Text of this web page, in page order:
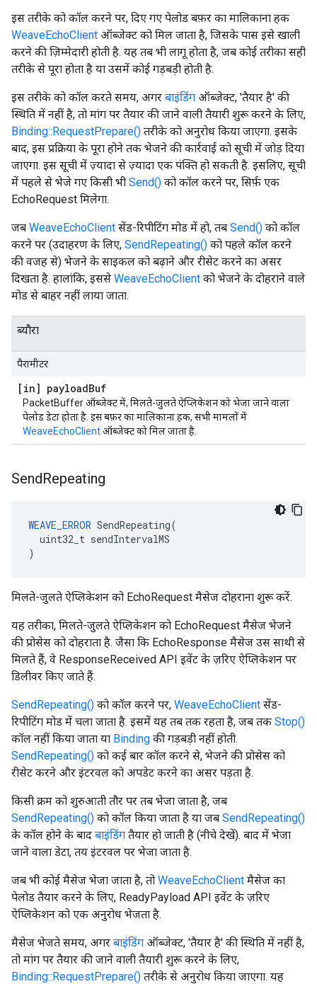
इस तरीके को कॉल करने पर, दिए गए पेलोड बफ़र का मालिकाना हक
WeaveEchoClient ऑब्जेक्ट को मिल जाता है, जिसके पास इसे खाली
करने की ज़िम्मेदारी होती है. यह तब भी लागू होता है, जब कोई तरीका सही
तरीके से पूरा होता है या उसमें कोई गड़बड़ी होती है.
इस तरीके को कॉल करते समय, अगर बाइंडिंग ऑब्जेक्ट, 'तैयार है' की
स्थिति में नहीं है, तो मांग पर तैयार की जाने वाली तैयारी शुरू करने के लिए,
Binding::RequestPrepare() तरीके को अनुरोध किया जाएगा. इसके
बाद, इस प्रक्रिया के पूरा होने तक भेजने की कार्रवाई को सूची में जोड़ दिया
जाएगा. इस सूची में ज़्यादा से ज़्यादा एक पंक्ति हो सकती है. इसलिए, सूची
में पहले से भेजे गए किसी भी Send() को कॉल करने पर, सिर्फ़ एक
EchoRequest मिलेगा.
जब WeaveEchoClient सेंड-रिपीटिंग मोड में हो, तब Send() को कॉल
करने पर (उदाहरण के लिए, SendRepeating() को पहले कॉल करने
की वजह से) भेजने के साइकल को बढ़ाने और रीसेट करने का असर
दिखता है. हालांकि, इससे WeaveEchoClient को भेजने के दोहराने वाले
मोड से बाहर नहीं लाया जाता.
ब्यौरा
पैरामीटर
[in] payloadBuf
PacketBuffer ऑब्जेक्ट में, मिलते-जुलते ऐप्लिकेशन को भेजा जाने वाला
पेलोड डेटा होता है. इस बफ़र का मालिकाना हक, सभी मामलों में
WeaveEchoClientऑब्जेक्ट को मिल जाता है.
SendRepeating
WEAVE_ERROR SendRepeating(
  uint32_t sendIntervalMS
)
मिलते-जुलते ऐप्लिकेशन को EchoRequest मैसेज दोहराना शुरू करें.
यह तरीका, मिलते-जुलते ऐप्लिकेशन को EchoRequest मैसेज भेजने
की प्रोसेस को दोहराता है. जैसा कि EchoResponse मैसेज उस साथी से
मिलते हैं, वे ResponseReceived API इवेंट के ज़रिए ऐप्लिकेशन पर
डिलीवर किए जाते हैं.
SendRepeating() को कॉल करने पर, WeaveEchoClient सेंड-
रिपीटिंग मोड में चला जाता है. इसमें यह तब तक रहता है, जब तक Stop()
कॉल नहीं किया जाता या Binding की गड़बड़ी नहीं होती.
SendRepeating() को कई बार कॉल करने से, भेजने की प्रोसेस को
रीसेट करने और इंटरवल को अपडेट करने का असर पड़ता है.
किसी क्रम को शुरुआती तौर पर तब भेजा जाता है, जब
SendRepeating() को कॉल किया जाता है या जब SendRepeating()
के कॉल होने के बाद बाइंडिंग तैयार हो जाती है (नीचे देखें). बाद में भेजा
जाने वाला डेटा, तय इंटरवल पर भेजा जाता है.
जब भी कोई मैसेज भेजा जाता है, तो WeaveEchoClient मैसेज का
पेलोड तैयार करने के लिए, ReadyPayload API इवेंट के ज़रिए
ऐप्लिकेशन को एक अनुरोध भेजता है.
मैसेज भेजते समय, अगर बाइंडिंग ऑब्जेक्ट, 'तैयार है' की स्थिति में नहीं है,
तो मांग पर तैयार की जाने वाली तैयारी शुरू करने के लिए,
Binding::RequestPrepare() तरीके से अनुरोध किया जाएगा. यह